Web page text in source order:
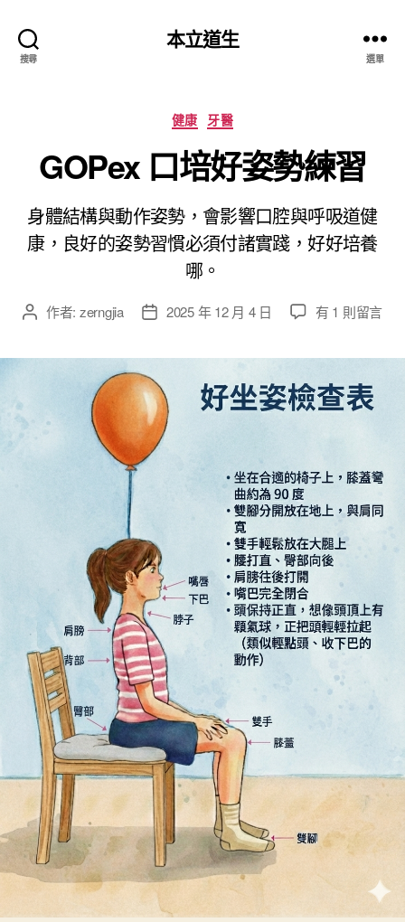
搜尋
本立道生
選單
分
類
健康 牙醫
GOPex 口培好姿勢練習
身體結構與動作姿勢，會影響口腔與呼吸道健
康，良好的姿勢習慣必須付諸實踐，好好培養
哪。
文 作者: zerngjia
文
佈
日
期
2025 年 12 月 4 日
在
P
e
培
好
姿
練
習
中
有 1 則留言